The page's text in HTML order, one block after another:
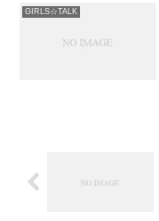
GIRLS☆TALK